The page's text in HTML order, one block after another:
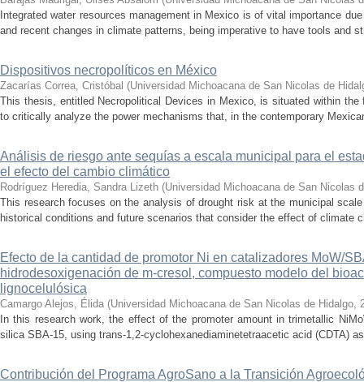
Integrated water resources management in Mexico is of vital importance
and recent changes in climate patterns, being imperative to have tools and
Dispositivos necropolíticos en México
Zacarías Correa, Cristóbal (Universidad Michoacana de San Nicolas de
This thesis, entitled Necropolitical Devices in Mexico, is situated within
to critically analyze the power mechanisms that, in the contemporary
Análisis de riesgo ante sequías a escala municipal para el
el efecto del cambio climático
Rodríguez Heredia, Sandra Lizeth (Universidad Michoacana de San Nicolas
This research focuses on the analysis of drought risk at the municipal
historical conditions and future scenarios that consider the effect of climate
Efecto de la cantidad de promotor Ni en catalizadores MoW/
hidrodesoxigenación de m-cresol, compuesto modelo del
lignocelulósica
Camargo Alejos, Élida (Universidad Michoacana de San Nicolas de Hidalgo,
In this research work, the effect of the promoter amount in trimetallic
silica SBA-15, using trans-1,2-cyclohexanediaminetetraacetic acid (CDTA)
Contribución del Programa AgroSano a la Transición